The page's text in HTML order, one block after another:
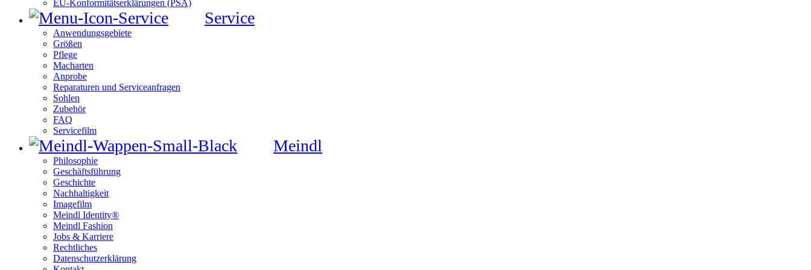
EU-Konformitätserklärungen (PSA)
Service
Anwendungsgebiete
Größen
Pflege
Macharten
Anprobe
Reparaturen und Serviceanfragen
Sohlen
Zubehör
FAQ
Servicefilm
Meindl
Philosophie
Geschäftsführung
Geschichte
Nachhaltigkeit
Imagefilm
Meindl Identity®
Meindl Fashion
Jobs & Karriere
Rechtliches
Datenschutzerklärung